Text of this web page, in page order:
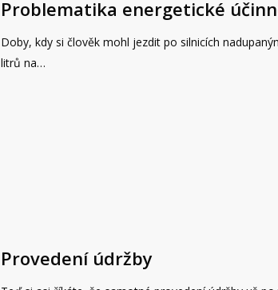
Problematika energetické
Doby, kdy si člověk mohl jezdit po silnicích
litrů na…
Provedení údržby